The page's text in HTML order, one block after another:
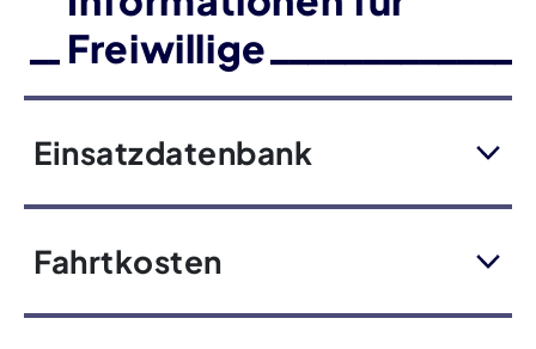
Freiwillige
Einsatzdatenbank
Fahrtkosten